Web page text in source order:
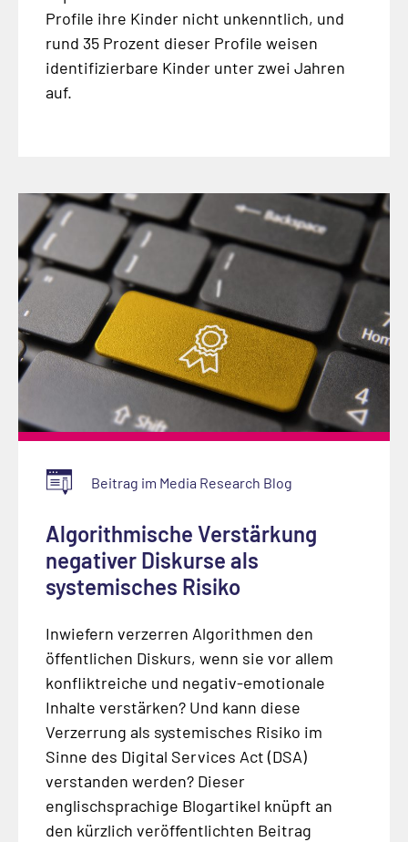
Profile ihre Kinder nicht unkenntlich, und
rund 35 Prozent dieser Profile weisen
identifizierbare Kinder unter zwei Jahren
auf.
Beitrag im Media Research Blog
Algorithmische Verstärkung
negativer Diskurse als
systemisches Risiko
Inwiefern verzerren Algorithmen den
öffentlichen Diskurs, wenn sie vor allem
konfliktreiche und negativ-emotionale
Inhalte verstärken? Und kann diese
Verzerrung als systemisches Risiko im
Sinne des Digital Services Act (DSA)
verstanden werden? Dieser
englischsprachige Blogartikel knüpft an
den kürzlich veröffentlichten Beitrag